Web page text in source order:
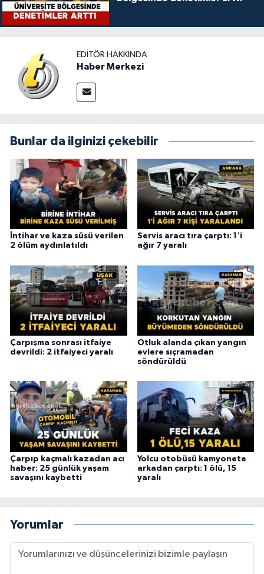
EDITÖR HAKKINDA
Haber Merkezi
Bunlar da ilginizi çekebilir
İntihar ve kaza süsü verilen
2 ölüm aydınlatıldı
Servis aracı tıra çarptı: 1'i
ağır 7 yaralı
Çarpışma sonrası itfaiye
devrildi: 2 itfaiyeci yaralı
Otluk alanda çıkan yangın
evlere sıçramadan
söndürüldü
Çarpıp kaçmalı kazadan acı
haber: 25 günlük yaşam
savaşını kaybetti
Yolcu otobüsü kamyonete
arkadan çarptı: 1 ölü, 15
yaralı
Yorumlar